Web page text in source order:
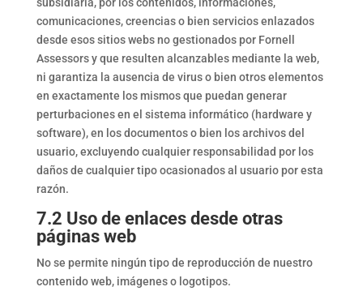
comunicaciones, creencias o bien servicios enlazados
desde esos sitios webs no gestionados por Fornell
Assessors y que resulten alcanzables mediante la web,
ni garantiza la ausencia de virus o bien otros elementos
en exactamente los mismos que puedan generar
perturbaciones en el sistema informático (hardware y
software), en los documentos o bien los archivos del
usuario, excluyendo cualquier responsabilidad por los
daños de cualquier tipo ocasionados al usuario por esta
razón.
7.2 Uso de enlaces desde otras
páginas web
No se permite ningún tipo de reproducción de nuestro
contenido web, imágenes o logotipos.